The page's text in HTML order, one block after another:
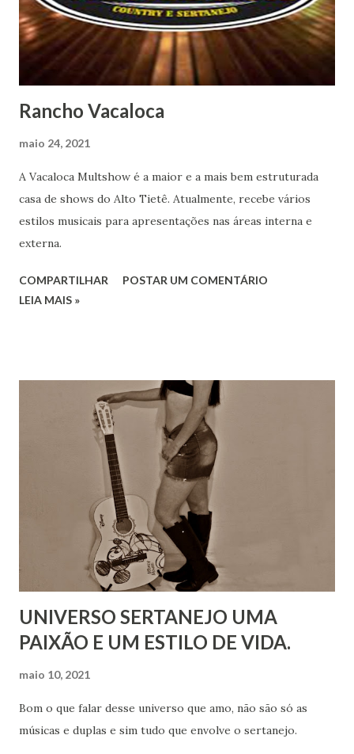
Rancho Vacaloca
maio 24, 2021
A Vacaloca Multshow é a maior e a mais bem estruturada
casa de shows do Alto Tietê. Atualmente, recebe vários
estilos musicais para apresentações nas áreas interna e
externa.
COMPARTILHAR
POSTAR UM COMENTÁRIO
LEIA MAIS »
UNIVERSO SERTANEJO UMA
PAIXÃO E UM ESTILO DE VIDA.
maio 10, 2021
Bom o que falar desse universo que amo, não são só as
músicas e duplas e sim tudo que envolve o sertanejo.